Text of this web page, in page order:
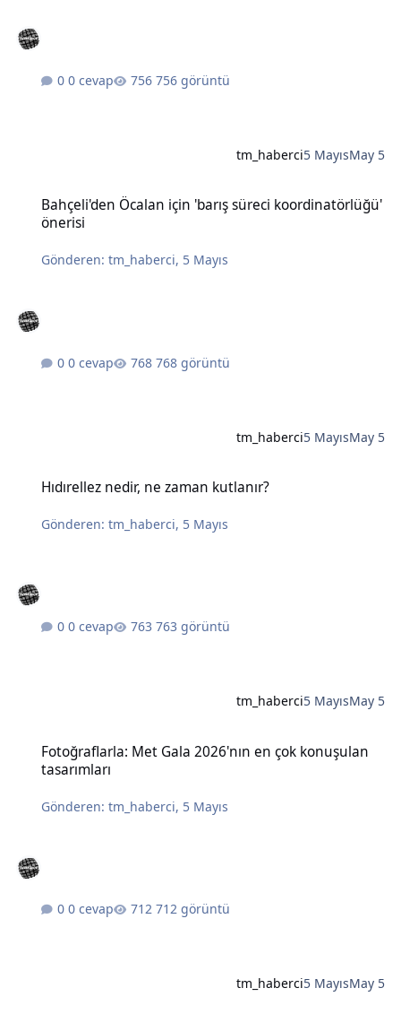
0 cevap 756 görüntü
tm_haberci5 MayısMay 5
Bahçeli'den Öcalan için 'barış süreci koordinatörlüğü'
önerisi
Gönderen:tm_haberci, 5 Mayıs
0 cevap 768 görüntü
tm_haberci5 MayısMay 5
Hıdırellez nedir, ne zaman kutlanır?
Gönderen:tm_haberci, 5 Mayıs
0 cevap 763 görüntü
tm_haberci5 MayısMay 5
Fotoğraflarla: Met Gala 2026'nın en çok konuşulan
tasarımları
Gönderen:tm_haberci, 5 Mayıs
0 cevap 712 görüntü
tm_haberci5 MayısMay 5